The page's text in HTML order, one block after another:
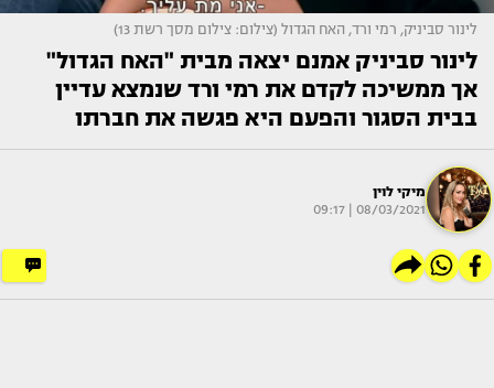
לינור סביניק, רמי ורד, האח הגדול (צילום: צילום מסך רשת 13)
לינור סביניק אמנם יצאה מבית "האח הגדול"
אך ממשיכה לקדם את רמי ורד שנמצא עדיין
בבית הסגור והפעם היא פגשה את חברתו
מיקי לוין
08/03/2021 | 09:17